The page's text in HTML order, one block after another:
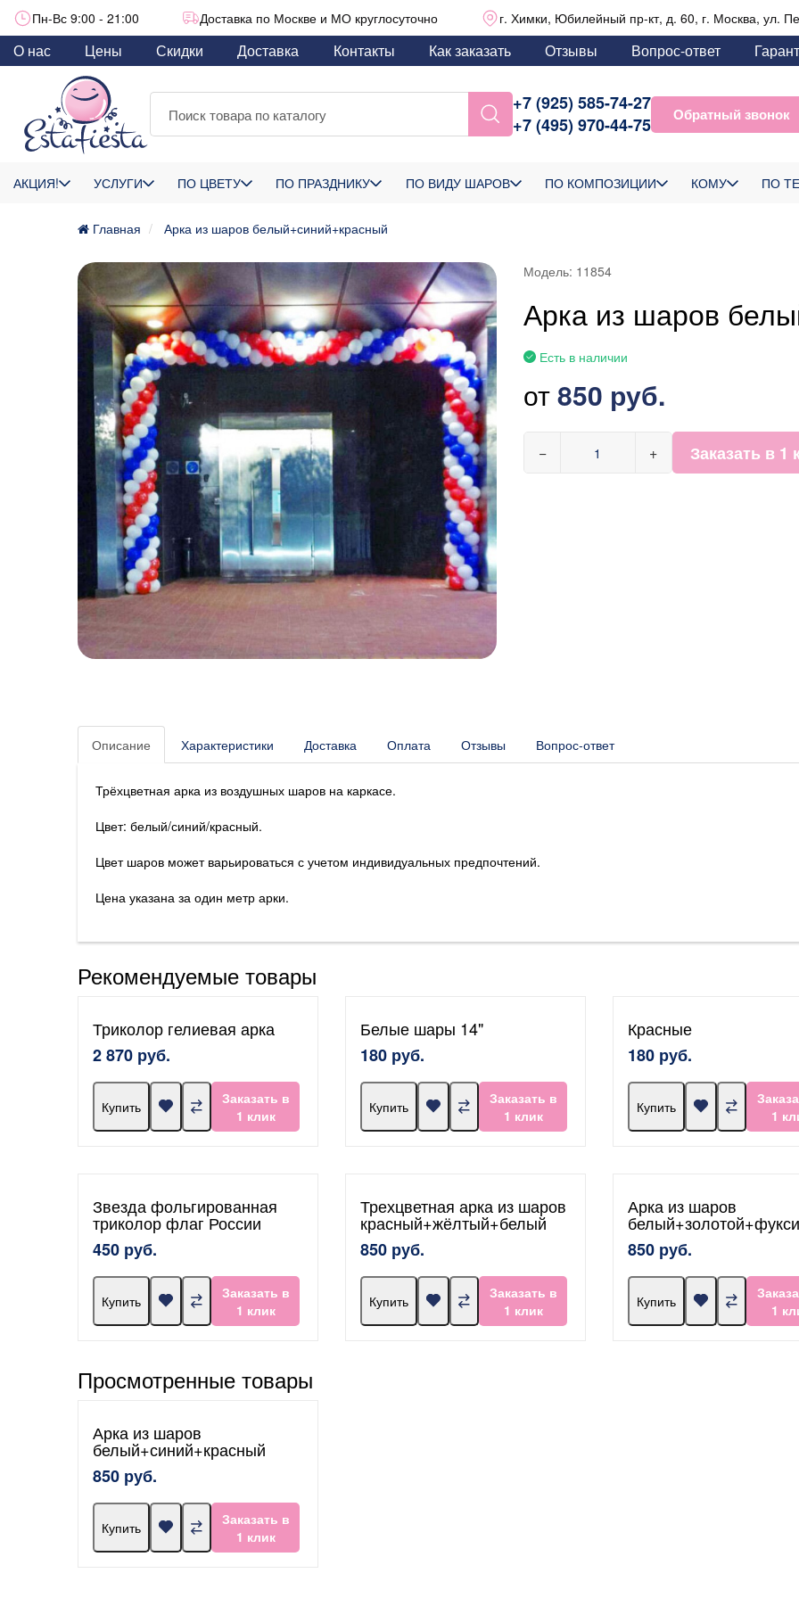
Пн-Вс 9:00 - 21:00 Доставка по Москве и МО круглосуточно г. Химки, Юбилейный пр-кт, д. 60, г. Москва, ул.
О нас Цены Скидки Доставка Контакты Как заказать Отзывы Вопрос-ответ
+7 (925) 585-74-27
+7 (495) 970-44-75
Обратный звонок
АКЦИЯ! УСЛУГИ ПО ЦВЕТУ ПО ПРАЗДНИКУ ПО ВИДУ ШАРОВ ПО КОМПОЗИЦИИ КОМУ ПО
Главная Арка из шаров белый+синий+красный
Модель: 11854
Арка из шаров
Есть в наличии
от850 руб.
− + Заказать в 1
Описание Характеристики Доставка Оплата Отзывы Вопрос-ответ
Трёхцветная арка из воздушных шаров на каркасе.
Цвет: белый/синий/красный.
Цвет шаров может варьироваться с учетом индивидуальных предпочтений.
Цена указана за один метр арки.
Рекомендуемые товары
Триколор гелиевая арка
2 870 руб.
Купить
Заказать в
1 клик
Белые шары 14"
180 руб.
Купить
Заказать в
1 клик
Красные
180 руб.
Купить
1
Звезда фольгированная
триколор флаг России
450 руб.
Купить
Заказать в
1 клик
Трехцветная арка из шаров
красный+жёлтый+белый
850 руб.
Купить
Заказать в
1 клик
Арка из шаров
850 руб.
Купить
1
Просмотренные товары
Арка из шаров
белый+синий+красный
850 руб.
Купить
Заказать в
1 клик